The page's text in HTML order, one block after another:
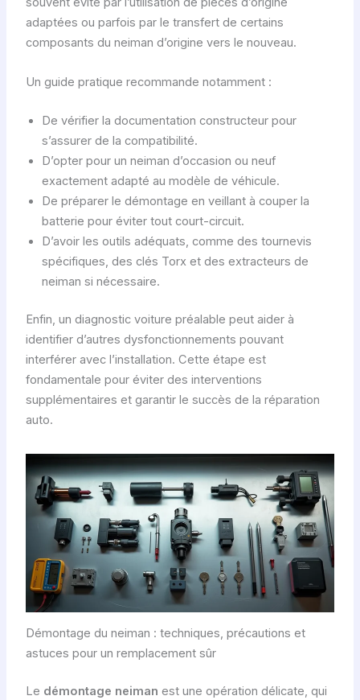
adaptées ou parfois par le transfert de certains
composants du neiman d’origine vers le nouveau.
Un guide pratique recommande notamment :
De vérifier la documentation constructeur pour
s’assurer de la compatibilité.
D’opter pour un neiman d’occasion ou neuf
exactement adapté au modèle de véhicule.
De préparer le démontage en veillant à couper la
batterie pour éviter tout court-circuit.
D’avoir les outils adéquats, comme des tournevis
spécifiques, des clés Torx et des extracteurs de
neiman si nécessaire.
Enfin, un diagnostic voiture préalable peut aider à
identifier d’autres dysfonctionnements pouvant
interférer avec l’installation. Cette étape est
fondamentale pour éviter des interventions
supplémentaires et garantir le succès de la réparation
auto.
Démontage du neiman : techniques, précautions et
astuces pour un remplacement sûr
Le démontage neiman est une opération délicate, qui